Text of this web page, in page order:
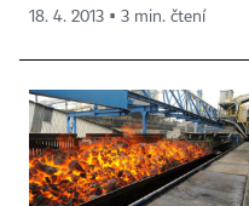
18. 4. 2013 ▪ 3 min. čtení